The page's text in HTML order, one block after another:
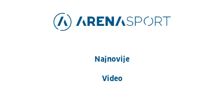
Najnovije
Video